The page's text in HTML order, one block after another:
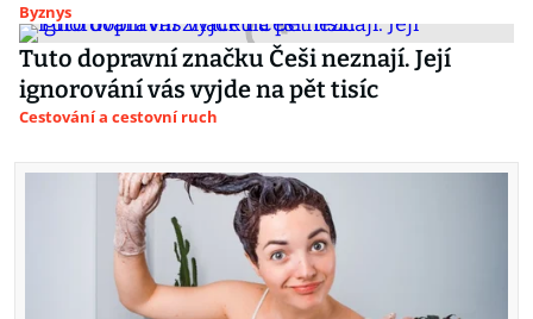
Byznys
Tuto dopravní značku Češi neznají. Její
ignorování vás vyjde na pět tisíc
Cestování a cestovní ruch